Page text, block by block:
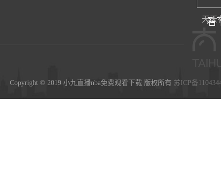
看
天天
Copyright © 2019 小九直播nba免费观看下载 版权所有 苏ICP备